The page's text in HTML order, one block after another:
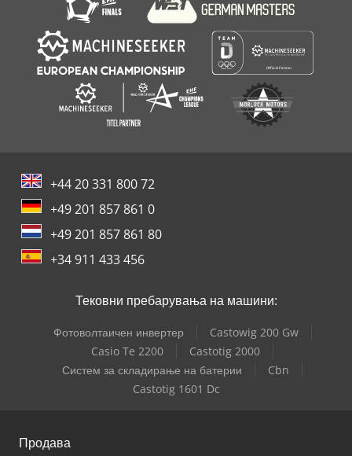
+44 20 331 800 72
+49 201 857 861 0
+49 201 857 861 80
+34 911 433 456
Тековни пребарувања на машини:
Фотоволтаичен инвертер
Castowig 200 Gw
Casio Te 2200
Castotig 2000
Систем за складирање на батерии
Cbn
Castotig 1601 Dc
Продава